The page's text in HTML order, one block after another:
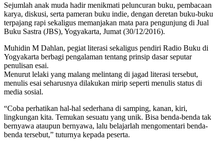
Sejumlah anak muda hadir menikmati peluncuran buku, pembacaan
karya, diskusi, serta pameran buku indie, dengan deretan buku-buku
terpajang rapi sekaligus memanjakan mata para pengunjung di Jual
Buku Sastra (JBS), Yogyakarta, Jumat (30/12/2016).
Muhidin M Dahlan, pegiat literasi sekaligus pendiri Radio Buku di
Yogyakarta berbagi pengalaman tentang prinsip dasar seputar
penulisan esai.
Menurut lelaki yang malang melintang di jagad literasi tersebut,
menulis esai seharusnya dilakukan mirip seperti menulis status di
media sosial.
“Coba perhatikan hal-hal sederhana di samping, kanan, kiri,
lingkungan kita. Temukan sesuatu yang unik. Bisa benda-benda tak
bernyawa ataupun bernyawa, lalu belajarlah mengomentari benda-
benda tersebut,” tuturnya kepada peserta.